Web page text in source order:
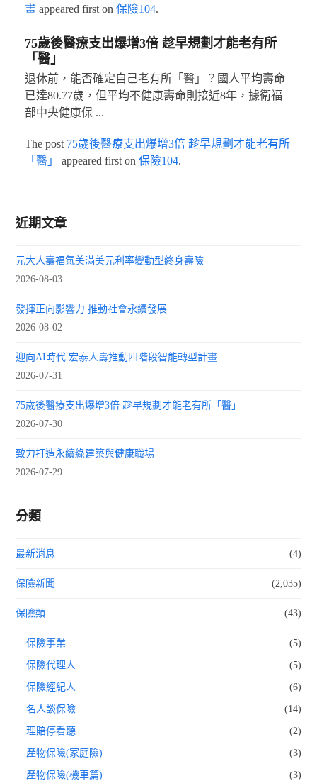
畫appeared first on 保險104.
75歲後醫療支出爆增3倍 趁早規劃才能老有所
「醫」
退休前，能否確定自己老有所「醫」？國人平均壽命
已達80.77歲，但平均不健康壽命則接近8年，據衛福
部中央健康保 ...
The post 75歲後醫療支出爆增3倍 趁早規劃才能老有所
「醫」
appeared first on 保險104.
近期文章
元大人壽福氣美滿美元利率變動型終身壽險
2026-08-03
發揮正向影響力 推動社會永續發展
2026-08-02
迎向AI時代 宏泰人壽推動四階段智能轉型計畫
2026-07-31
75歲後醫療支出爆增3倍 趁早規劃才能老有所「醫」
2026-07-30
致力打造永續綠建築與健康職場
2026-07-29
分類
最新消息 (4)
保險新聞 (2,035)
保險類 (43)
保險事業 (5)
保險代理人 (5)
保險經紀人 (6)
名人談保險 (14)
理賠停看聽 (2)
產物保險(家庭險) (3)
產物保險(機車篇) (3)